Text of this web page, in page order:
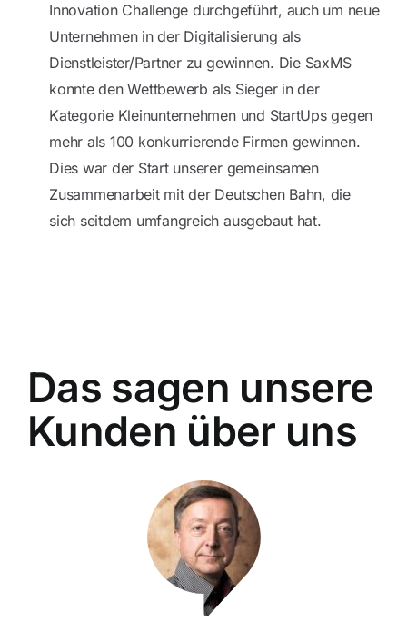
Innovation Challenge durchgeführt, auch um neue
Unternehmen in der Digitalisierung als
Dienstleister/Partner zu gewinnen. Die SaxMS
konnte den Wettbewerb als Sieger in der
Kategorie Kleinunternehmen und StartUps gegen
mehr als 100 konkurrierende Firmen gewinnen.
Dies war der Start unserer gemeinsamen
Zusammenarbeit mit der Deutschen Bahn, die
sich seitdem umfangreich ausgebaut hat.
Das sagen unsere
Kunden über uns